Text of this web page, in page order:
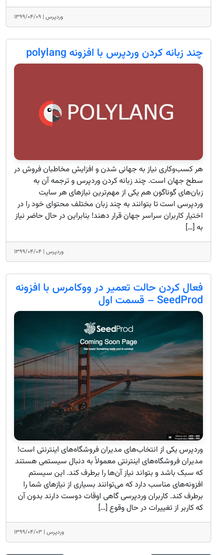
وردپرس | ۱۳۹۹/۰۴/۰۹
چند زبانه کردن وردپرس با افزونه polylang
هر کسب‌وکاری نیاز به جهانی شدن و افزایش مخاطبان فروش در
سطح جهان است. چند زبانه کردن وردپرس و ترجمه آن به
زبان‌های گوناگون هم یکی از مهم‌ترین نیازهای هر سایت
وردپرسی است تا بتوانند به چند زبان مختلف محتوای خود را در
اختیار کاربران سراسر جهان قرار دهند! بنابراین در حال حاضر نیاز
به […]
وردپرس | ۱۳۹۹/۰۴/۰۴
فعال کردن حالت تعمیر در ووکامرس با افزونه
SeedProd – قسمت اول
وردپرس یکی از انتخاب‌های مدیران فروشگاه‌های اینترنتی است!
مدیران فروشگاه‌های اینترنتی معمولاً به دنبال سیستمی هستند
که سبک باشد و بتواند نیاز آن‌ها را برطرف کند. این سیستم
افزونه‌های مناسب دارد که می‌توانند بسیاری از نیازهای شما را
برطرف کند. کاربران وردپرسی گاهی اوقات دوست دارند بدون آن
که کاربر از تغییرات در حال وقوع […]
وردپرس | ۱۳۹۹/۰۴/۰۳